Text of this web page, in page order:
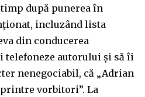
după punerea în
incluzând lista
din conducerea
telefoneze autorului și să îi
nenegociabil, că „Adrian
vorbitori”. La